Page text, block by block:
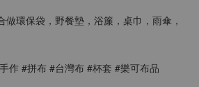
做環保袋，野餐墊，浴簾，桌巾，雨傘，
作 #拼布 #台灣布 #杯套 #樂可布品